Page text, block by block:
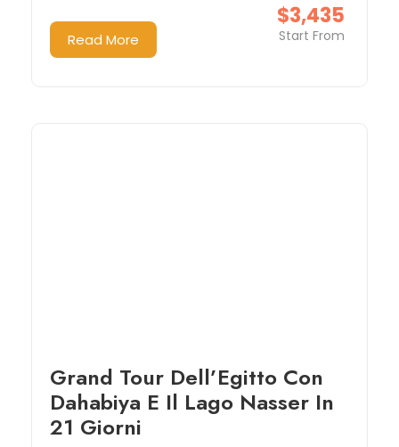
$3,435
Start From
Read More
Grand Tour Dell’Egitto Con
Dahabiya E Il Lago Nasser In
21 Giorni